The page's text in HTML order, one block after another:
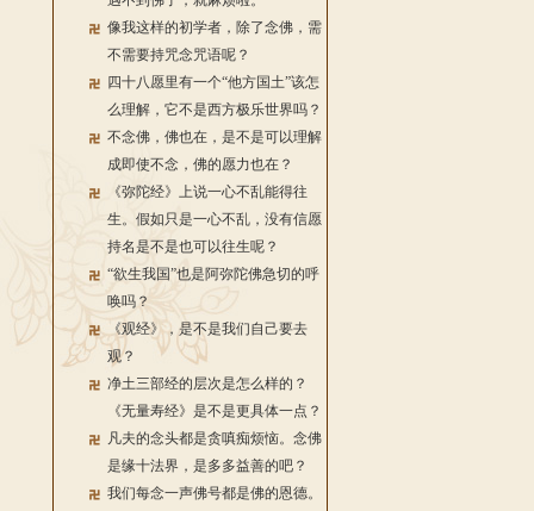
像我这样的初学者，除了念佛，需
不需要持咒念咒语呢？
四十八愿里有一个“他方国土”该怎
么理解，它不是西方极乐世界吗？
不念佛，佛也在，是不是可以理解
成即使不念，佛的愿力也在？
《弥陀经》上说一心不乱能得往
生。假如只是一心不乱，没有信愿
持名是不是也可以往生呢？
“欲生我国”也是阿弥陀佛急切的呼
唤吗？
《观经》，是不是我们自己要去
观？
净土三部经的层次是怎么样的？
《无量寿经》是不是更具体一点？
凡夫的念头都是贪嗔痴烦恼。念佛
是缘十法界，是多多益善的吧？
我们每念一声佛号都是佛的恩德。